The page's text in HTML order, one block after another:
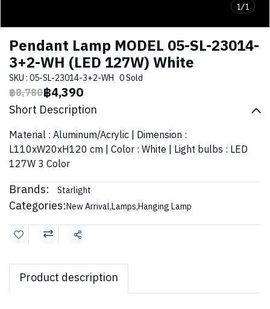
1/1
Pendant Lamp MODEL 05-SL-23014-
3+2-WH (LED 127W) White
SKU : 05-SL-23014-3+2-WH 0 Sold
฿8,780฿4,390
Short Description
Material : Aluminum/Acrylic | Dimension :
L110xW20xH120 cm | Color : White | Light bulbs : LED
127W 3 Color
Brands: Starlight
Categories:New Arrival,Lamps,Hanging Lamp
Share
Product description